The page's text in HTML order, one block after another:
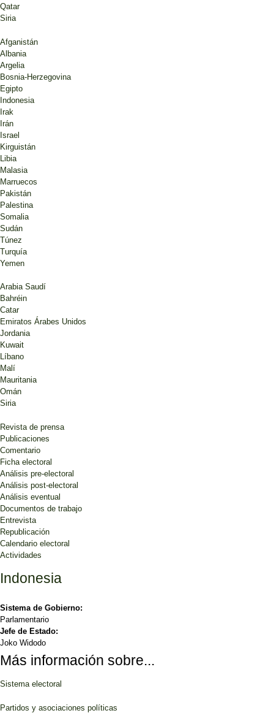
Qatar
Siria
Afganistán
Albania
Argelia
Bosnia-Herzegovina
Egipto
Indonesia
Irak
Irán
Israel
Kirguistán
Libia
Malasia
Marruecos
Pakistán
Palestina
Somalia
Sudán
Túnez
Turquía
Yemen
Arabia Saudí
Bahréin
Catar
Emiratos Árabes Unidos
Jordania
Kuwait
Líbano
Malí
Mauritania
Omán
Siria
Revista de prensa
Publicaciones
Comentario
Ficha electoral
Análisis pre-electoral
Análisis post-electoral
Análisis eventual
Documentos de trabajo
Entrevista
Republicación
Calendario electoral
Actividades
Indonesia
Sistema de Gobierno:
Parlamentario
Jefe de Estado:
Joko Widodo
Más información sobre...
Sistema electoral
Partidos y asociaciones políticas